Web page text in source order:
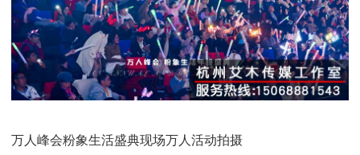
万人峰会粉象生活盛典现场万人活动拍摄